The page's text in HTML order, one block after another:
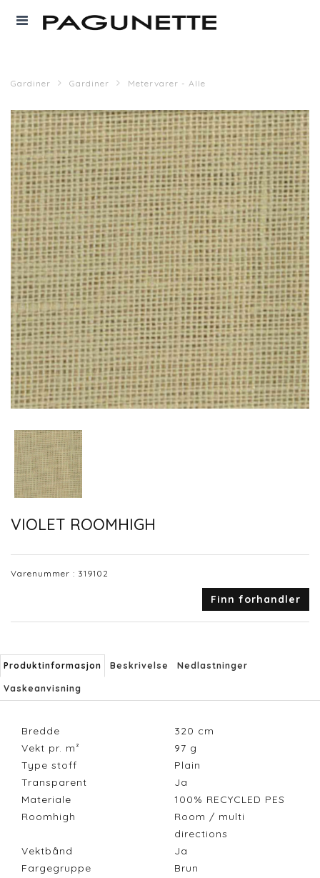
Gardiner Gardiner Metervarer - Alle
VIOLET ROOMHIGH
Varenummer : 319102
Finn forhandler
Produktinformasjon Beskrivelse Nedlastninger
Vaskeanvisning
Bredde 320 cm
Vekt pr. m²
97 g
Type stoff
Plain
Transparent
Ja
Materiale
100% RECYCLED PES
Roomhigh
Room / multi
directions
Vektbånd
Ja
Fargegruppe
Brun